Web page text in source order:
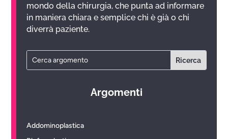
mondo della chirurgia, che punta ad informare
in maniera chiara e semplice chi è già o chi
diverrà paziente.
Argomenti
Addominoplastica